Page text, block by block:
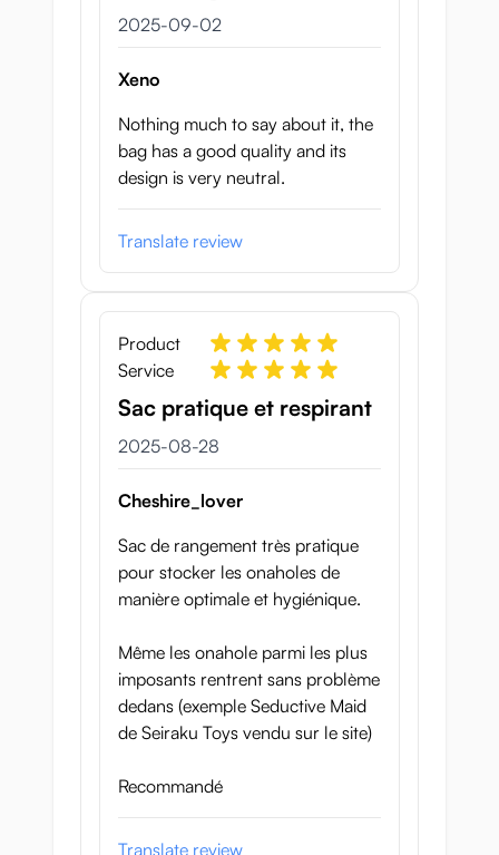
2 september 2025
2025-09-02
Xeno
Nothing much to say about it, the
bag has a good quality and its
design is very neutral.
Translate review
Product
Service
Sac pratique et respirant
28 augusti 2025
2025-08-28
Cheshire_lover
Sac de rangement très pratique
pour stocker les onaholes de
manière optimale et hygiénique.
Même les onahole parmi les plus
imposants rentrent sans problème
dedans (exemple Seductive Maid
de Seiraku Toys vendu sur le site)
Recommandé
Translate review